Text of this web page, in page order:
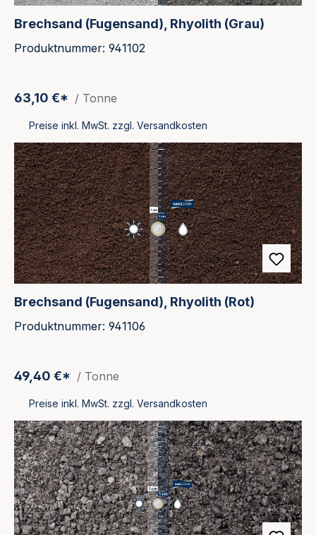
Brechsand (Fugensand), Rhyolith (Grau)
Produktnummer: 941102
63,10 €* / Tonne
Preise inkl. MwSt. zzgl. Versandkosten
Brechsand (Fugensand), Rhyolith (Rot)
Produktnummer: 941106
49,40 €* / Tonne
Preise inkl. MwSt. zzgl. Versandkosten